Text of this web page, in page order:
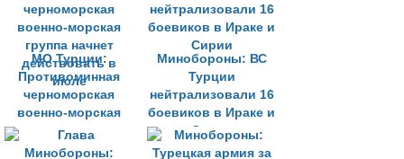
МО Турции:
Противоминная
черноморская
военно-морская
группа начнет
действовать в
Минобороны: ВС
Турции
нейтрализовали 16
боевиков в Ираке и
Сирии